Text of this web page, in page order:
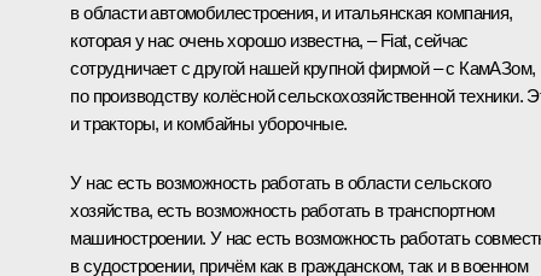
в области автомобилестроения, и итальянская компания,
которая у нас очень хорошо известна, – Fiat, сейчас
сотрудничает с другой нашей крупной фирмой – с КамАЗом,
по производству колёсной сельскохозяйственной техники.
и тракторы, и комбайны уборочные.
У нас есть возможность работать в области сельского
хозяйства, есть возможность работать в транспортном
машиностроении. У нас есть возможность работать
в судостроении, причём как в гражданском, так и в военном